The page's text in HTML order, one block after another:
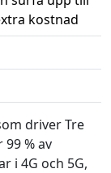
kostnad
driver Tre
% av
i 4G och 5G,